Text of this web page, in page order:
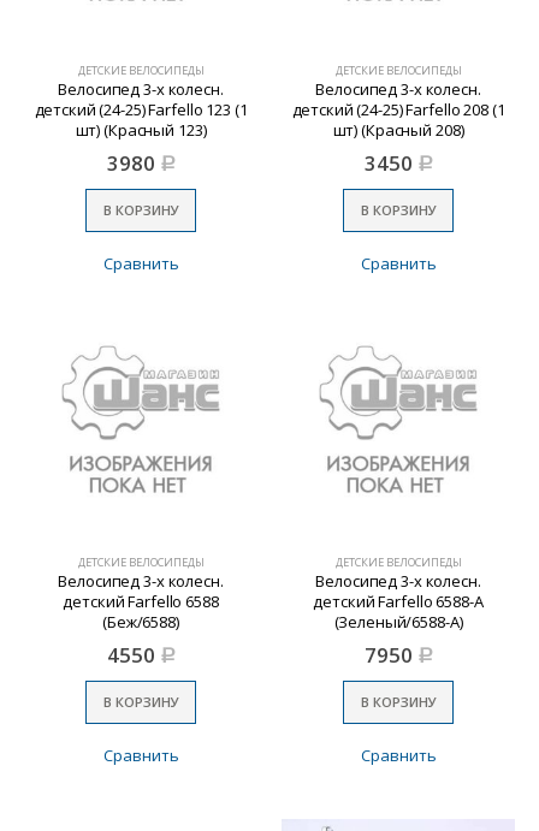
ДЕТСКИЕ ВЕЛОСИПЕДЫ
Велосипед 3-х колесн.
детский (24-25) Farfello 123 (1
шт) (Красный 123)
3980 Р
В КОРЗИНУ
Сравнить
ДЕТСКИЕ ВЕЛОСИПЕДЫ
Велосипед 3-х колесн.
детский (24-25) Farfello 208 (1
шт) (Красный 208)
3450 Р
В КОРЗИНУ
Сравнить
ДЕТСКИЕ ВЕЛОСИПЕДЫ
Велосипед 3-х колесн.
детский Farfello 6588
(Беж/6588)
4550 Р
В КОРЗИНУ
Сравнить
ДЕТСКИЕ ВЕЛОСИПЕДЫ
Велосипед 3-х колесн.
детский Farfello 6588-A
(Зеленый/6588-A)
7950 Р
В КОРЗИНУ
Сравнить